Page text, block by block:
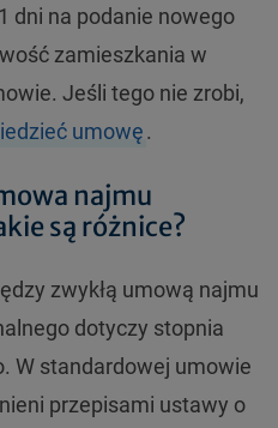
dni na podanie nowego
zamieszkania w
Jeśli tego nie zrobi,
umowę.
najmu
są różnice?
zwykłą umową najmu
dotyczy stopnia
W standardowej umowie
przepisami ustawy o